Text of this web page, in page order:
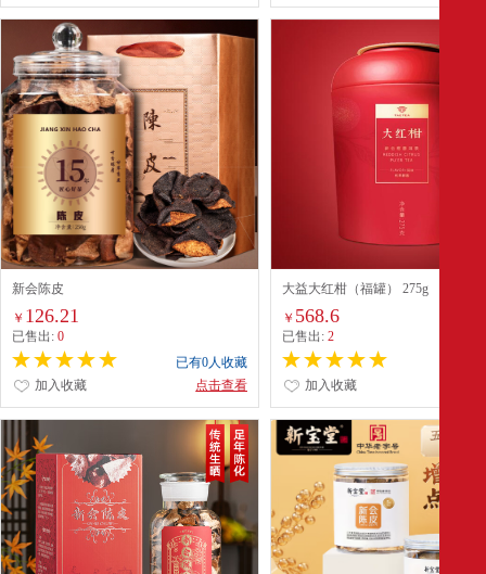
新会陈皮
￥ 126.21
已售出: 0
已有0人收藏
点击查看
加入收藏
大益大红柑（福罐） 275g
￥ 568.6
已售出:2
加入收藏